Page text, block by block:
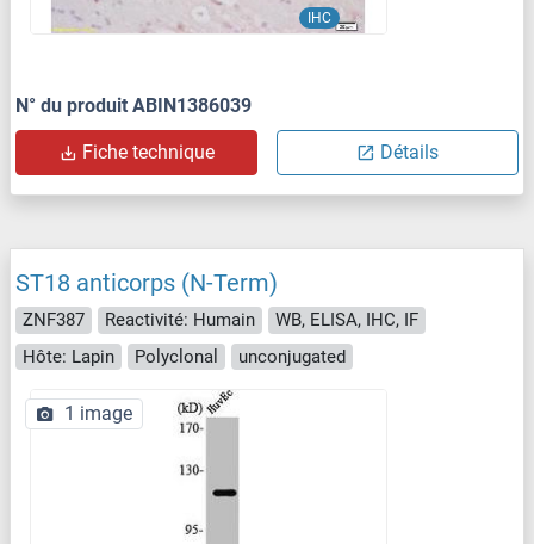
IHC
N° du produit ABIN1386039
Fiche technique Détails
ST18 anticorps (N-Term)
ZNF387 Reactivité: Humain
WB, ELISA, IHC, IF
Hôte: Lapin
Polyclonal unconjugated
1 image